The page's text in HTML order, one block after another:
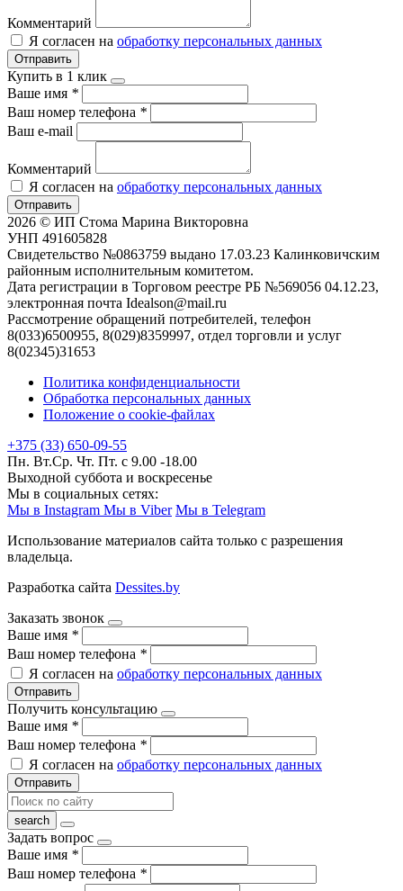
Комментарий
Я согласен на обработку персональных данных
Отправить
Купить в 1 клик
Ваше имя *
Ваш номер телефона *
Ваш e-mail
Комментарий
Я согласен на обработку персональных данных
Отправить
2026 © ИП Стома Марина Викторовна
УНП 491605828
Свидетельство №0863759 выдано 17.03.23 Калинковичским
районным исполнительным комитетом.
Дата регистрации в Торговом реестре РБ №569056 04.12.23,
электронная почта Idealson@mail.ru
Рассмотрение обращений потребителей, телефон
8(033)6500955, 8(029)8359997, отдел торговли и услуг
8(02345)31653
Политика конфиденциальности
Обработка персональных данных
Положение о cookie-файлах
+375 (33) 650-09-55
Пн. Вт.Ср. Чт. Пт. с 9.00 -18.00
Выходной суббота и воскресенье
Мы в социальных сетях:
Мы в Instagram Мы в Viber Мы в Telegram
Использование материалов сайта только с разрешения
владельца.
Разработка сайта Dessites.by
Заказать звонок
Ваше имя *
Ваш номер телефона *
Я согласен на обработку персональных данных
Отправить
Получить консультацию
Ваше имя *
Ваш номер телефона *
Я согласен на обработку персональных данных
Отправить
Задать вопрос
Ваше имя *
Ваш номер телефона *